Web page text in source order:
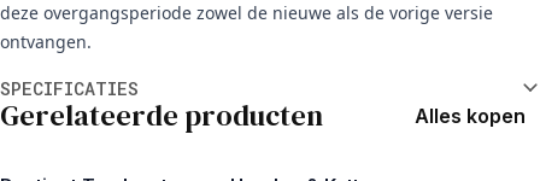
deze overgangsperiode zowel de nieuwe als de vorige versie
ontvangen.
SPECIFICATIES
Gerelateerde producten Alles kopen